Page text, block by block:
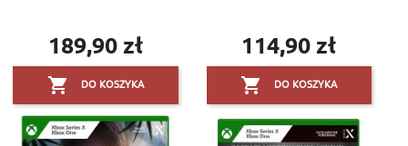
Cena
189,90 zł
 DO KOSZYKA
Cena
114,90 zł
 DO KOSZYKA